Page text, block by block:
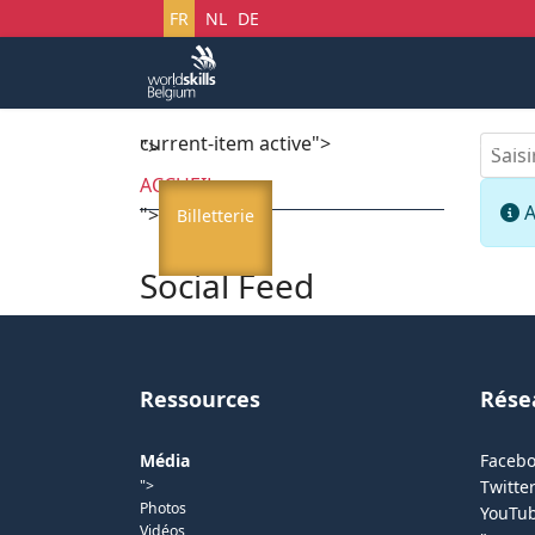
Sélectionnez votre langue
FR NL DE
current-item active"> Startech's
"> Billetterie
">
ACCUEIL
Social Feed
Ressources
Média
">
Photos
Vidéos